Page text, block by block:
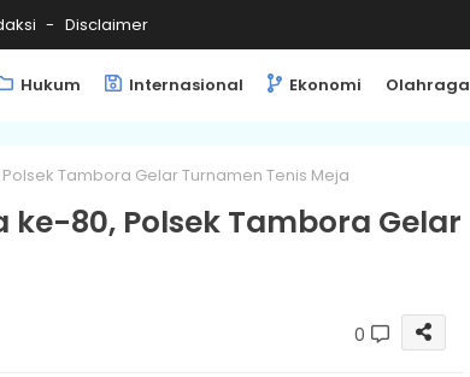
Disclaimer
Hukum Internasional Ekonomi Olahraga
Tambora Gelar Turnamen Tenis Meja
80, Polsek Tambora Gelar
0